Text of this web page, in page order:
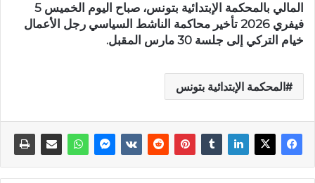
المالي بالمحكمة الإبتدائية بتونس، صباح اليوم الخميس 5
فيفري 2026 تأخير محاكمة الناشط السياسي رجل الأعمال
خيام التركي إلى جلسة 30 مارس المقبل.
المحكمة الإبتدائية بتونس